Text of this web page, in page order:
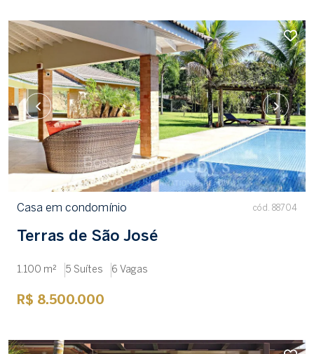
Casa em condomínio cód. 88704
Terras de São José
1.100 m² 5 Suítes 6 Vagas
R$ 8.500.000